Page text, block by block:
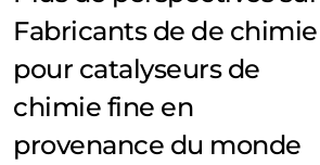
Fabricants de de chimie
pour catalyseurs de
chimie fine en
provenance du monde